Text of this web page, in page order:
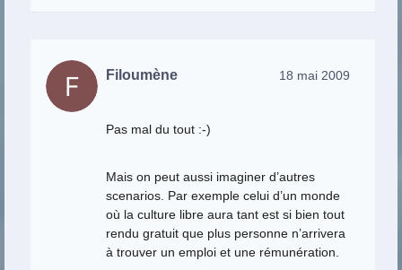
Filoumène 18 mai 2009
Pas mal du tout :-)
Mais on peut aussi imaginer d’autres
scenarios. Par exemple celui d’un monde
où la culture libre aura tant est si bien tout
rendu gratuit que plus personne n’arrivera
à trouver un emploi et une rémunération.